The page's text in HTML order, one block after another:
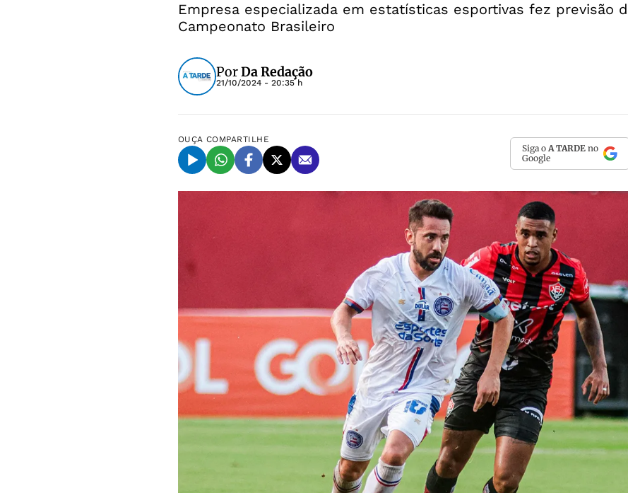
Empresa especializada em estatísticas esportivas fez previsão
Campeonato Brasileiro
PorDa Redação
21/10/2024 - 20:35 h
OUÇA COMPARTILHE
Siga o A TARDE no
Google